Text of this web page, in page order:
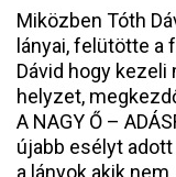
Miközben Tóth
lányai, felütötte
Dávid hogy
helyzet,
A NAGY Ő –
újabb esélyt
a lányok akik nem